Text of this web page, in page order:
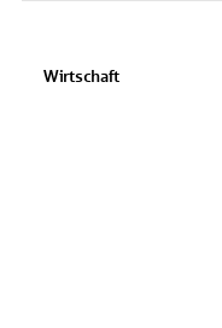
Wirtschaft